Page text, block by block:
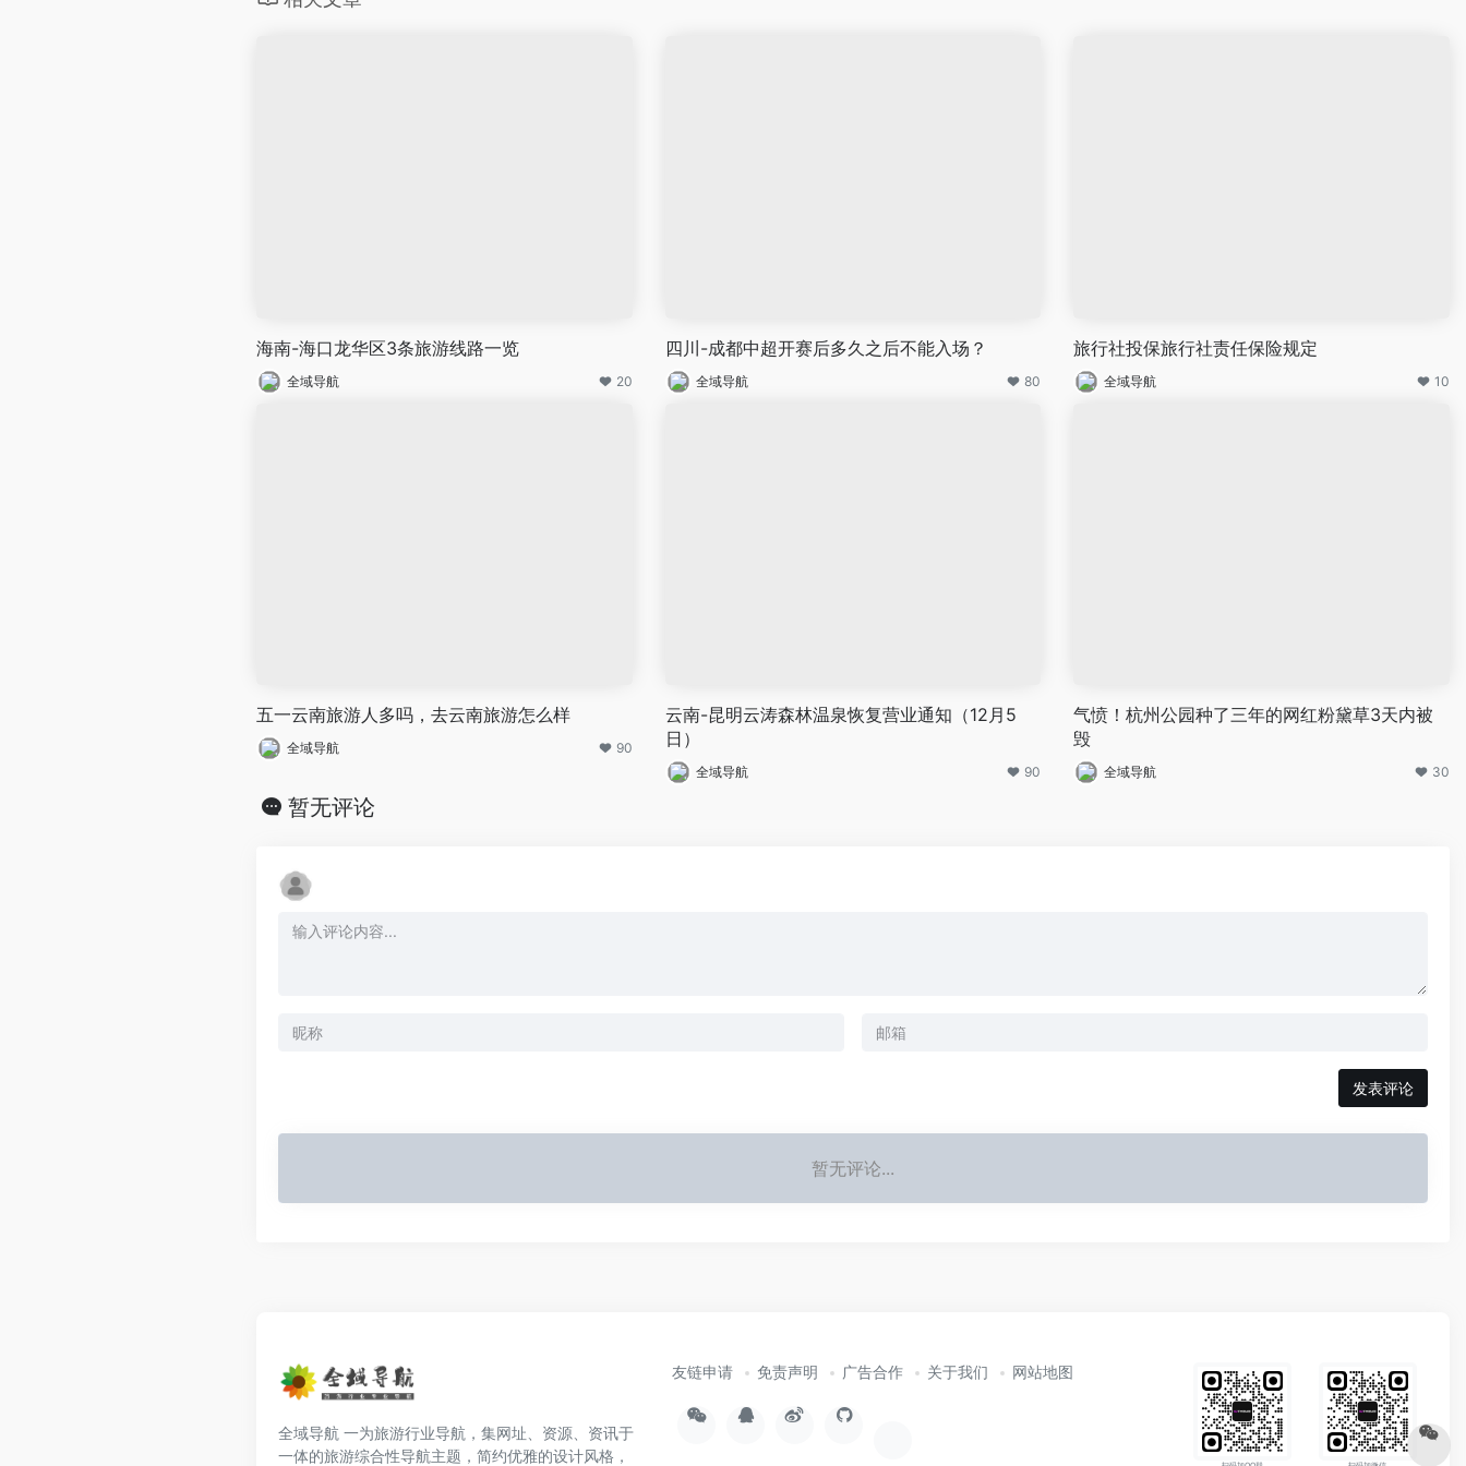
海南-海口龙华区3条旅游线路一览
全域导航 20
四川-成都中超开赛后多久之后不能入场？
全域导航 80
旅行社投保旅行社责任保险规定
全域导航 10
五一云南旅游人多吗，去云南旅游怎么样
全域导航 90
云南-昆明云涛森林温泉恢复营业通知（12月5
日）
全域导航 90
气愤！杭州公园种了三年的网红粉黛草3天内被
毁
全域导航 30
暂无评论
发表评论
暂无评论...
全域导航 一为旅游行业导航，集网址、资源、资讯于
一体的旅游综合性导航主题，简约优雅的设计风格，
友链申请 免责声明 广告合作 关于我们 网站地图